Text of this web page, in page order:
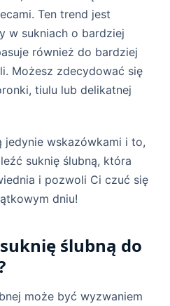
Ten trend jest
w sukniach o bardziej
również do bardziej
Możesz zdecydować się
tiulu lub delikatnej
jedynie wskazówkami i to,
suknię ślubną, która
i pozwoli Ci czuć się
dniu!
ślubną do
może być wyzwaniem